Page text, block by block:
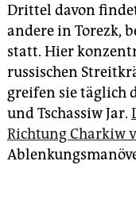
Drittel davon
andere in Torezk,
statt. Hier
russischen
greifen sie täglich
und Tschassiw Jar.
Richtung Charkiw